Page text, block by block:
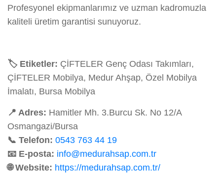
Profesyonel ekipmanlarımız ve uzman kadromuzla
kaliteli üretim garantisi sunuyoruz.
🏷️ Etiketler: ÇİFTELER Genç Odası Takımları,
ÇİFTELER Mobilya, Medur Ahşap, Özel Mobilya
İmalatı, Bursa Mobilya
📍 Adres: Hamitler Mh. 3.Burcu Sk. No 12/A
Osmangazi/Bursa
📞 Telefon: 0543 763 44 19
📧 E-posta: info@medurahsap.com.tr
🌐 Website: https://medurahsap.com.tr/